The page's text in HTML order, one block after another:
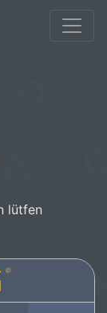
lütfen